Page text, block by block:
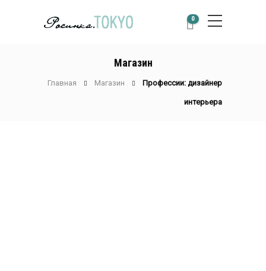
0
Магазин
Главная Магазин Профессии: дизайнер
интерьера